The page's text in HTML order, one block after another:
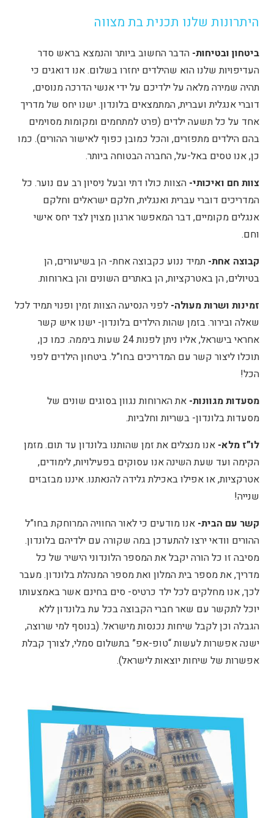
היתרונות שלנו תכנית בת מצווה
ביטחון ובטיחות- הדבר החשוב ביותר והנמצא בראש סדר
העדיפויות שלנו הוא שהילדים יחזרו בשלום. אנו דואגים כי
תהיה שמירה מלאה על ילדיכם על ידי אנשי הדרכה מנוסים,
דוברי אנגלית ועברית, המתמצאים בלונדון. ישנו יחס של מדריך
אחד על כל תשעה ילדים (פרט למתחמים ומקומות מסוימים
בהם הילדים מתפזרים, והכל כמובן כפוף לאישור ההורים). כמו
כן, אנו טסים באל-על, החברה הבטוחה ביותר.
צוות חם ואיכותי- הצוות כולו דתי ובעל ניסיון רב עם נוער. כל
המדריכים דוברי עברית ואנגלית, חלקם ישראלים וחלקם
אנגלים מקומיים, דבר המאפשר ארגון מצוין לצד יחס אישי
וחם.
קבוצה אחת- תמיד ננוע כקבוצה אחת- הן בשיעורים, הן
בטיולים, הן באטרקציות, הן באתרים השונים והן בארוחות.
זמינות ושרות מעולה- לפני הנסיעה הצוות זמין ופנוי תמיד לכל
שאלה ובירור. בזמן שהות הילדים בלונדון- ישנו איש קשר
אחראי בישראל, אליו ניתן לפנות 24 שעות ביממה. כמו כן,
תוכלו ליצור קשר עם המדריכים בחו”ל. ביטחון הילדים לפני
הכל!
מסעדות מגוונות- את הארוחות נגוון בסוגים שונים של
מסעדות בלונדון- בשריות וחלביות.
לו”ז מלא- אנו מנצלים את זמן שהותנו בלונדון עד תום. מזמן
הקימה ועד שעת השינה אנו עסוקים בפעילויות, לימודים,
אטרקציות, או אפילו באכילת גלידה להנאתנו. איננו מבזבזים
שנייה!
קשר עם הבית- אנו מודעים כי לאור החוויה המרוחקת בחו”ל
ההורים וודאי ירצו להתעדכן במה שקורה עם ילדיהם בלונדון.
מסיבה זו כל הורה יקבל את המספר הלונדוני הישיר של כל
מדריך, את מספר בית המלון ואת מספר המנהלת בלונדון. מעבר
לכך, אנו מחלקים לכל ילד כרטיס- סים בחינם אשר באמצעותו
יוכל לתקשר עם שאר חברי הקבוצה בכל עת בלונדון ללא
הגבלה וכן לקבל שיחות נכנסות מישראל. (בנוסף למי שרוצה,
ישנה אפשרות לעשות “טופ-אפ” בתשלום סמלי, לצורך קבלת
אפשרות של שיחות יוצאות לישראל).